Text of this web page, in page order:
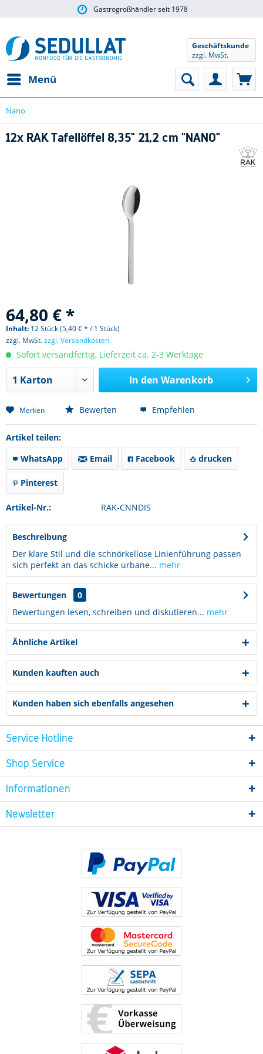
Gastrogroßhändler seit 1978
Menü
Geschäftskunde
zzgl. MwSt.
Nano
12x RAK Tafellöffel 8,35" 21,2 cm "NANO"
64,80 € *
Inhalt: 12 Stück (5,40 € * / 1 Stück)
zzgl. MwSt.zzgl. Versandkosten
Sofort versandfertig, Lieferzeit ca. 2-3 Werktage
In den Warenkorb
Merken Bewerten Empfehlen
Artikel teilen:
WhatsApp
Email Facebook drucken
Pinterest
Artikel-Nr.: RAK-CNNDIS
Beschreibung
Der klare Stil und die schnörkellose Linienführung passen
sich perfekt an das schicke urbane... mehr
Bewertungen
0
Bewertungen lesen, schreiben und diskutieren... mehr
Ähnliche Artikel
Kunden kauften auch
Kunden haben sich ebenfalls angesehen
Service Hotline
Shop Service
Informationen
Newsletter